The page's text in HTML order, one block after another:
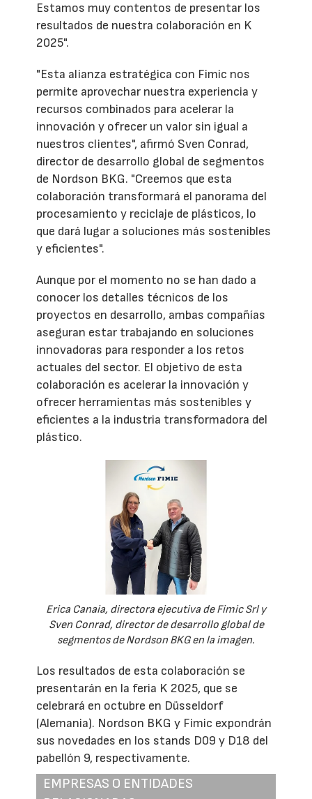
Estamos muy contentos de presentar los
resultados de nuestra colaboración en K
2025".
"Esta alianza estratégica con Fimic nos
permite aprovechar nuestra experiencia y
recursos combinados para acelerar la
innovación y ofrecer un valor sin igual a
nuestros clientes", afirmó Sven Conrad,
director de desarrollo global de segmentos
de Nordson BKG. "Creemos que esta
colaboración transformará el panorama del
procesamiento y reciclaje de plásticos, lo
que dará lugar a soluciones más sostenibles
y eficientes".
Aunque por el momento no se han dado a
conocer los detalles técnicos de los
proyectos en desarrollo, ambas compañías
aseguran estar trabajando en soluciones
innovadoras para responder a los retos
actuales del sector. El objetivo de esta
colaboración es acelerar la innovación y
ofrecer herramientas más sostenibles y
eficientes a la industria transformadora del
plástico.
Erica Canaia, directora ejecutiva de Fimic Srl y
Sven Conrad, director de desarrollo global de
segmentos de Nordson BKG en la imagen.
Los resultados de esta colaboración se
presentarán en la feria K 2025, que se
celebrará en octubre en Düsseldorf
(Alemania). Nordson BKG y Fimic expondrán
sus novedades en los stands D09 y D18 del
pabellón 9, respectivamente.
EMPRESAS O ENTIDADES